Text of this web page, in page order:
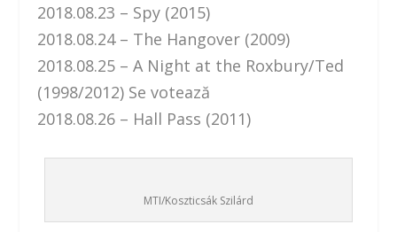
2018.08.23 – Spy (2015)
2018.08.24 – The Hangover (2009)
2018.08.25 – A Night at the Roxbury/Ted
(1998/2012) Se votează
2018.08.26 – Hall Pass (2011)
MTI/Koszticsák Szilárd